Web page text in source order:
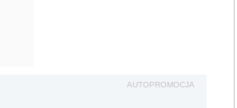
AUTOPROMOCJA